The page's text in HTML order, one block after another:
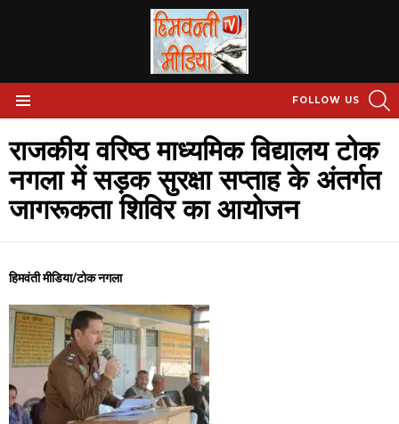
FOLLOW US
राजकीय वरिष्ठ माध्यमिक विद्यालय टोक
नगला में सड़क सुरक्षा सप्ताह के अंतर्गत
जागरूकता शिविर का आयोजन
हिमवंती मीडिया/टोक नगला